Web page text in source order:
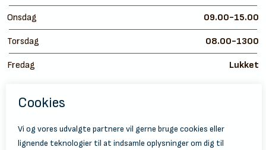
Onsdag 09.00-15.00
Torsdag 08.00-1300
Fredag Lukket